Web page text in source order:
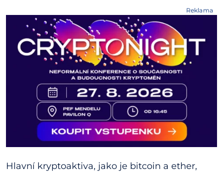
Reklama
Hlavní kryptoaktiva, jako je bitcoin a ether,